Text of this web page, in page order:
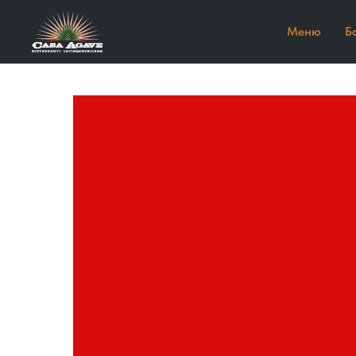
Меню